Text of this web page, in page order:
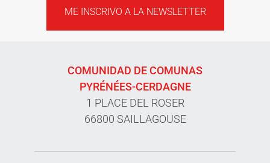
ME INSCRIVO A LA NEWSLETTER
COMUNIDAD DE COMUNAS
PYRÉNÉES-CERDAGNE
1 PLACE DEL ROSER
66800 SAILLAGOUSE